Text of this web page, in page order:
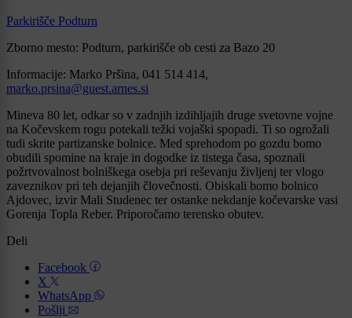
Parkirišče Podturn
Zborno mesto: Podturn, parkirišče ob cesti za Bazo 20
Informacije: Marko Pršina, 041 514 414,
marko.prsina@guest.arnes.si
Mineva 80 let, odkar so v zadnjih izdihljajih druge svetovne vojne
na Kočevskem rogu potekali težki vojaški spopadi. Ti so ogrožali
tudi skrite partizanske bolnice. Med sprehodom po gozdu bomo
obudili spomine na kraje in dogodke iz tistega časa, spoznali
požrtvovalnost bolniškega osebja pri reševanju življenj ter vlogo
zaveznikov pri teh dejanjih človečnosti. Obiskali bomo bolnico
Ajdovec, izvir Mali Studenec ter ostanke nekdanje kočevarske vasi
Gorenja Topla Reber. Priporočamo terensko obutev.
Deli
Facebook
X
WhatsApp
Pošlji